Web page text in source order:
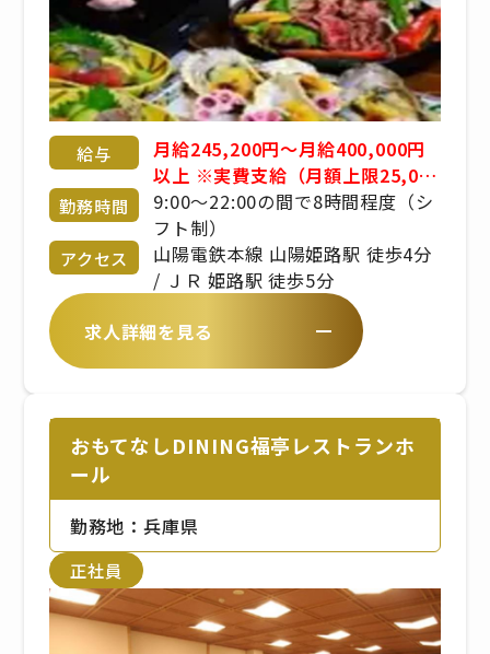
給与
月給245,200円〜月給400,000円
以上 ※実費支給（月額上限25,000
円） ※食事手当、固定残業代手当
あり ※賞与あり ※経験・年齢・能
力考慮 応相談 ※昇給あり
勤務時間
9:00〜22:00の間で8時間程度（シ
フト制）
アクセス
山陽電鉄本線 山陽姫路駅 徒歩4分
/ ＪＲ 姫路駅 徒歩5分
求人詳細を見る
おもてなしDINING福亭レストランホ
ール
勤務地：兵庫県
正社員